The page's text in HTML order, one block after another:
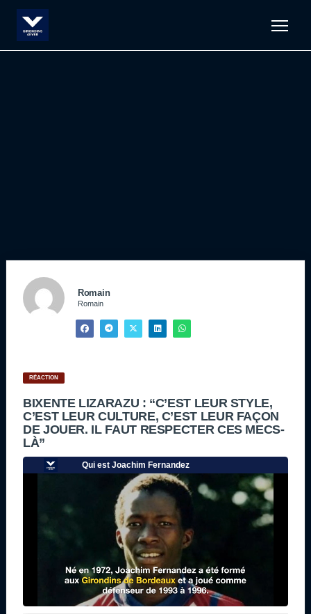
Romain
Romain
RÉACTION
BIXENTE LIZARAZU : “C’EST LEUR STYLE,
C’EST LEUR CULTURE, C’EST LEUR FAÇON
DE JOUER. IL FAUT RESPECTER CES MECS-
LÀ”